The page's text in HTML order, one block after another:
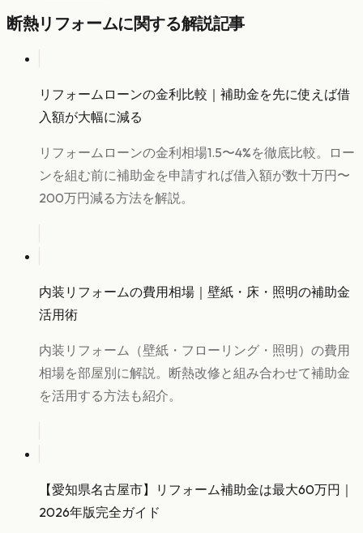
断熱リフォームに関する解説記事
リフォームローンの金利比較｜補助金を先に使えば借
入額が大幅に減る
リフォームローンの金利相場1.5〜4%を徹底比較。ロー
ンを組む前に補助金を申請すれば借入額が数十万円〜
200万円減る方法を解説。
内装リフォームの費用相場｜壁紙・床・照明の補助金
活用術
内装リフォーム（壁紙・フローリング・照明）の費用
相場を部屋別に解説。断熱改修と組み合わせて補助金
を活用する方法も紹介。
【愛知県名古屋市】リフォーム補助金は最大60万円｜
2026年版完全ガイド